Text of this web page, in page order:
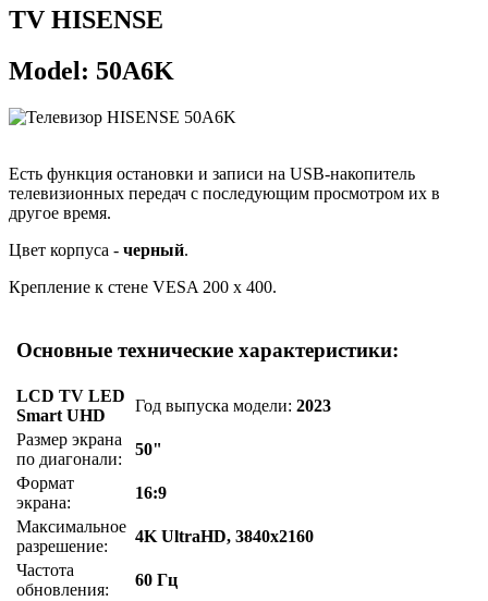
TV HISENSE
Model: 50A6K
Есть функция остановки и записи на USB-накопитель
телевизионных передач с последующим просмотром их в
другое время.
Цвет корпуса - черный.
Крепление к стене VESA 200 x 400.
Основные технические характеристики:
LCD TV LED
Smart UHD
Год выпуска модели:2023
Размер экрана
по диагонали:
50"
Формат
экрана:
16:9
Максимальное
разрешение:
4K UltraHD, 3840x2160
Частота
обновления:
60 Гц